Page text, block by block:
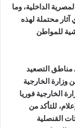
الداخلية، وما
محتملة لهذه
للمواطن
مناطق التصعيد
الخارجية
الخارجية فوريا
للتأكد من
القنصلية